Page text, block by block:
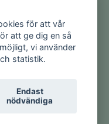
för att vår
att ge dig en så
vi använder
statistik.
Endast
nödvändiga